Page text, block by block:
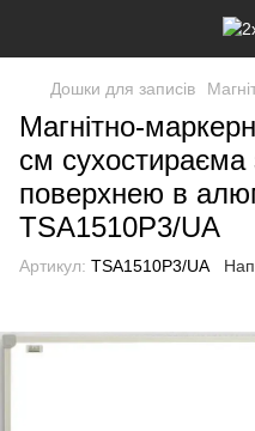
Дошки для записів
Магнітно-
см сухостираєма
поверхнею в
TSA1510P3/UA
Артикул: TSA1510P3/UA